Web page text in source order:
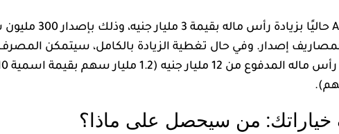
من سيحصل على ماذا؟